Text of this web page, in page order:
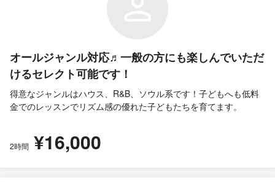
オールジャンル対応♬一般の方にも楽しんでいただ
けるセレクト可能です！
得意なジャンルはハウス、R&B、ソウル系です！子どもへも低料
金でのレッスンでリズム感の優れた子どもたちを育てます。
2時間 ¥16,000